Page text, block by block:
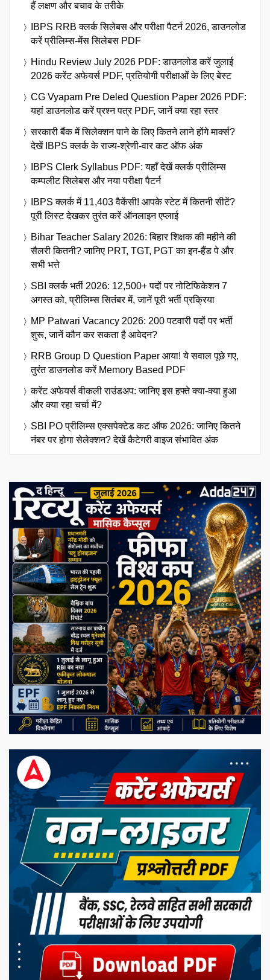
हैं लक्षण और बचाव के तरीके
IBPS RRB क्लर्क सिलेबस और परीक्षा पैटर्न 2026, डाउनलोड
करें प्रीलिम्स-मेंस सिलेबस PDF
Hindu Review July 2026 PDF: डाउनलोड करें जुलाई
2026 करेंट अफेयर्स PDF, प्रतियोगी परीक्षाओं के लिए बेस्ट
CG Vyapam Pre Deled Question Paper 2026 PDF:
यहां डाउनलोड करें प्रश्न पत्र PDF, जानें क्या रहा स्तर
सरकारी बैंक में सिलेक्शन पाने के लिए कितने लाने होंगे मार्क्स?
देखें IBPS क्लर्क के राज्य-श्रेणी-वार कट ऑफ अंक
IBPS Clerk Syllabus PDF: यहाँ देखें क्लर्क प्रीलिम्स
कम्पलीट सिलेबस और नया परीक्षा पैटर्न
IBPS क्लर्क में 11,403 वैकेंसी! आपके स्टेट में कितनी सीटें?
पूरी लिस्ट देखकर तुरंत करें ऑनलाइन एप्लाई
Bihar Teacher Salary 2026: बिहार शिक्षक की महीने की
सैलरी कितनी? जानिए PRT, TGT, PGT का इन-हैंड पे और
सभी भत्ते
SBI क्लर्क भर्ती 2026: 12,500+ पदों पर नोटिफिकेशन 7
अगस्त को, प्रीलिम्स सितंबर में, जानें पूरी भर्ती प्रक्रिया
MP Patwari Vacancy 2026: 200 पटवारी पदों पर भर्ती
शुरू, जानें कौन कर सकता है आवेदन?
RRB Group D Question Paper आया! ये सवाल पूछे गए,
तुरंत डाउनलोड करें Memory Based PDF
करेंट अफेयर्स वीकली राउंडअप: जानिए इस हफ्ते क्या-क्या हुआ
और क्या रहा चर्चा में?
SBI PO प्रीलिम्स एक्सपेक्टेड कट ऑफ 2026: जानिए कितने
नंबर पर होगा सेलेक्शन? देखें कैटेगरी वाइज संभावित अंक